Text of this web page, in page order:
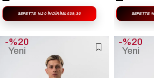
SEPETTE %20 İNDIRIM₺639,36 SEPETTE
%20
Yeni
%20
Yeni